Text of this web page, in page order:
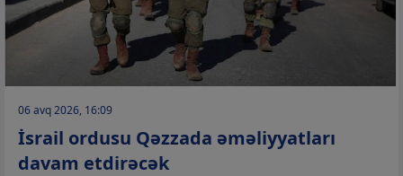
06 avq 2026, 16:09
İsrail ordusu Qəzzada əməliyyatları
davam etdirəcək